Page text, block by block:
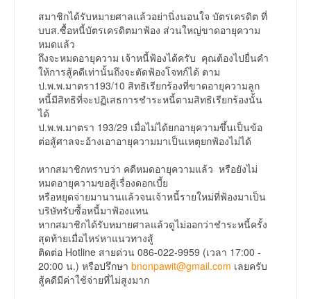
สมาชิกได้รับหมายศาลแล้วอย่านิ่งนอนใจ บัตรเครดิต ที่
บบส.ซื้อหนี้บัตรเครดิตมาฟ้อง ส่วนใหญ่ขาดอายุความ
หมดแล้ว
ถึงจะหมดอายุความ เจ้าหนี้ฟ้องได้ครับ คุณต้องไปยื่นคำ
ให้การสู้คดีเท่านั้นถึงจะตัดฟ้องโจทก์ได้ ตาม
ป.พ.พ.มาตรา193/10 สิทธิเรียกร้องที่ขาดอายุความลูก
หนี้มีสิทธิที่จะปฏิเสธการชำระหนี้ตามสิทธิเรียกร้องนั้น
ได้
ป.พ.พ.มาตรา 193/29 เมื่อไม่ได้ยกอายุความขึ้นเป็นข้อ
ต่อสู้ศาลจะอ้างเอาอายุความมาเป็นเหตุยกฟ้องไม่ได้
หากสมาชิกทราบว่า คดีหมดอายุความแล้ว หรือยังไม่
หมดอายุความขอสู้เรื่องดอกเบี้ย
หรือหยุดจ่ายมานานแล้วจนเจ้าหนี้รายใหม่ที่ฟ้องมาเป็น
บริษัทรับซื้อหนี้มาฟ้องแทน
หากสมาชิกได้รับหมายศาลแล้วดูไม่ออกว่าชำระหนี้ครั้ง
สุดท้ายเมื่อไหร่หาแนวทางสู้
ติดต่อ Hotline สายด่วน 086-022-9959 (เวลา 17:00 -
20:00 น.) หรือปรึกษา bnonpawit@gmail.com เลยครับ
สู้คดีมีค่าใช้จ่ายที่ไม่สูงมาก